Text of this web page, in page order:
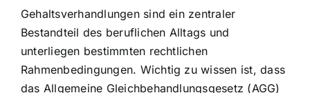
Gehaltsverhandlungen sind ein zentraler
Bestandteil des beruflichen Alltags und
unterliegen bestimmten rechtlichen
Rahmenbedingungen. Wichtig zu wissen ist, dass
das Allgemeine Gleichbehandlungsgesetz (AGG)